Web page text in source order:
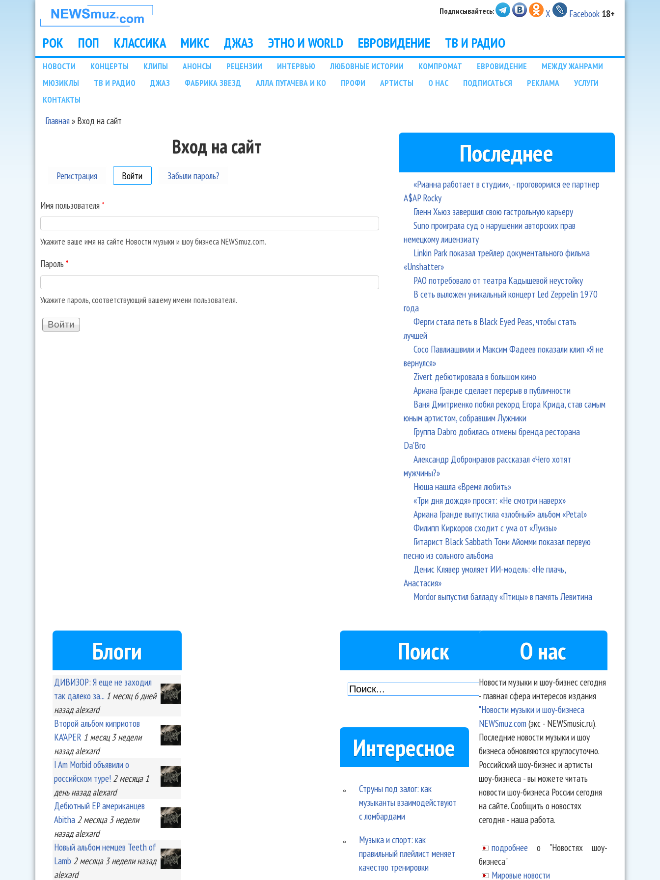
НОВОСТИ
МУЗЫКИ И
ШОУ БИЗНЕСА
NEWSMUZ.COM
Подписывайтесь: X Facebook 18+
Main menu
РОК ПОП КЛАССИКА МИКС ДЖАЗ ЭТНО И WORLD ЕВРОВИДЕНИЕ ТВ И РАДИО
Подразделы
НОВОСТИ КОНЦЕРТЫ КЛИПЫ АНОНСЫ РЕЦЕНЗИИ ИНТЕРВЬЮ ЛЮБОВНЫЕ ИСТОРИИ КОМПРОМАТ ЕВРОВИДЕНИЕ
МЕЖДУ ЖАНРАМИ
МЮЗИКЛЫ
ТВ И РАДИО ДЖАЗ ФАБРИКА ЗВЕЗД АЛЛА ПУГАЧЕВА И КО ПРОФИ АРТИСТЫ О НАС ПОДПИСАТЬСЯ РЕКЛАМА
УСЛУГИ
КОНТАКТЫ
Вы здесь
Главная» Вход на сайт
Вход на сайт
Регистрация Войти (активная вкладка)
Забыли пароль?
Имя пользователя *
Укажите ваше имя на сайте Новости музыки и шоу бизнеса NEWSmuz.com.
Пароль *
Укажите пароль, соответствующий вашему имени пользователя.
Последнее
«Рианна работает в студии», - проговорился ее партнер
A$AP Rocky
Гленн Хьюз завершил свою гастрольную карьеру
Suno проиграла суд о нарушении авторских прав
немецкому лицензиату
Linkin Park показал трейлер документального фильма
«Unshatter»
РАО потребовало от театра Кадышевой неустойку
В сеть выложен уникальный концерт Led Zeppelin 1970
года
Ферги стала петь в Black Eyed Peas, чтобы стать
лучшей
Сосо Павлиашвили и Максим Фадеев показали клип «Я не
вернулся»
Zivert дебютировала в большом кино
Ариана Гранде сделает перерыв в публичности
Ваня Дмитриенко побил рекорд Егора Крида, став самым
юным артистом, собравшим Лужники
Группа Dabro добилась отмены бренда ресторана
Da'Bro
Александр Добронравов рассказал «Чего хотят
мужчины?»
Нюша нашла «Время любить»
«Три дня дождя» просят: «Не смотри наверх»
Ариана Гранде выпустила «злобный» альбом «Petal»
Филипп Киркоров сходит с ума от «Луизы»
Гитарист Black Sabbath Тони Айомми показал первую
песню из сольного альбома
Денис Клявер умоляет ИИ-модель: «Не плачь,
Анастасия»
Mordor выпустил балладу «Птицы» в память Левитина
Блоги
ДИВИЗОР: Я еще не заходил
так далеко за... 1 месяц 6 дней
назад alexard
Второй альбом киприотов
KA'APER 1 месяц 3 недели
назад alexard
I Am Morbid объявили о
российском туре! 2 месяца 1
деньназад alexard
Дебютный EP американцев
Abitha 2 месяца 3 недели
назад alexard
Новый альбом немцев Teeth of
Lamb 2 месяца 3 неделиназад
alexard
Поиск
Интересное
Струны под залог: как
музыканты взаимодействуют
с ломбардами
Музыка и спорт: как
правильный плейлист меняет
качество тренировки
О нас
Новости музыки и шоу-бизнес сегодня
- главная сфера интересов издания
"Новости музыки и шоу-бизнеса
NEWSmuz.com(экс - NEWSmusic.ru).
Последние новости музыки и шоу
бизнеса обновляются круглосуточно.
Российский шоу-бизнес и артисты
шоу-бизнеса - вы можете читать
новости шоу-бизнеса России сегодня
на сайте. Сообщить о новостях
сегодня - наша работа.
подробнее о "Новостях шоу-
бизнеса"
Мировые новости